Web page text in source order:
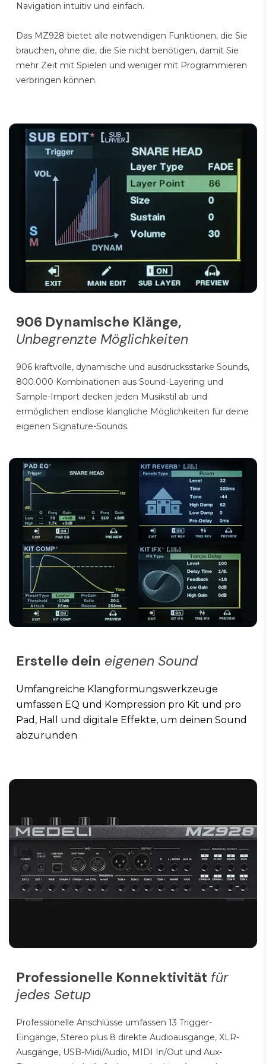
Navigation intuitiv und einfach.
Das MZ928 bietet alle notwendigen Funktionen, die Sie
brauchen, ohne die, die Sie nicht benötigen, damit Sie
mehr Zeit mit Spielen und weniger mit Programmieren
verbringen können.
906 Dynamische Klänge,
Unbegrenzte Möglichkeiten
906 kraftvolle, dynamische und ausdrucksstarke Sounds,
800.000 Kombinationen aus Sound-Layering und
Sample-Import decken jeden Musikstil ab und
ermöglichen endlose klangliche Möglichkeiten für deine
eigenen Signature-Sounds.
Erstelle dein eigenen Sound
Umfangreiche Klangformungswerkzeuge
umfassen EQ und Kompression pro Kit und pro
Pad, Hall und digitale Effekte, um deinen Sound
abzurunden
Professionelle Konnektivität für
jedes Setup
Professionelle Anschlüsse umfassen 13 Trigger-
Eingänge, Stereo plus 8 direkte Audioausgänge, XLR-
Ausgänge, USB-Midi/Audio, MIDI In/Out und Aux-